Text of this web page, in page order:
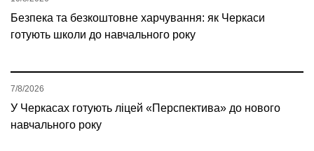
Безпека та безкоштовне харчування: як Черкаси
готують школи до навчального року
У Черкасах готують ліцей «Перспектива» до нового
навчального року
7/8/2026